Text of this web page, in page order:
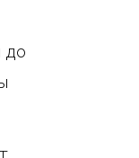
до